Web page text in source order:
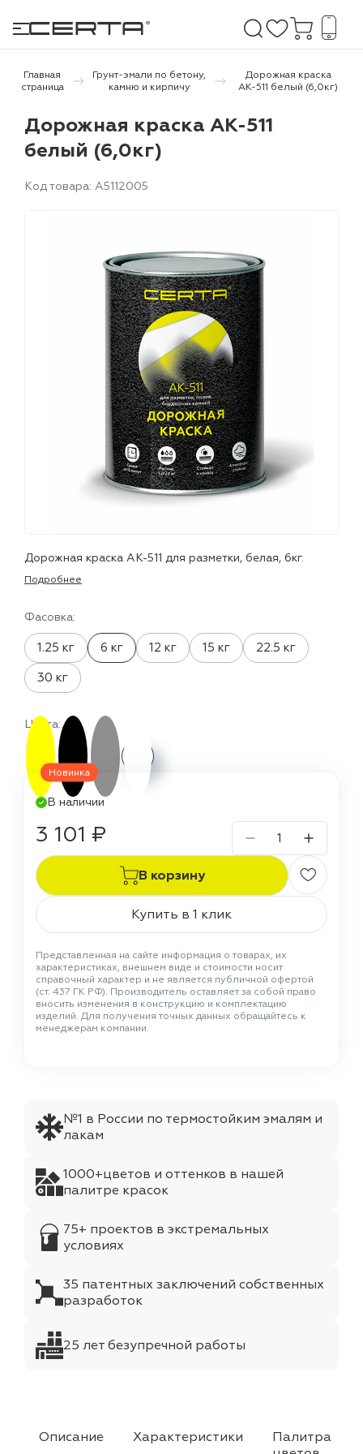
покрытия
и дачи
Главная
страница
Грунт-эмали по бетону,
камню и кирпичу
Дорожная краска
АК-511 белый (6,0кг)
Дорожная краска АК-511
белый (6,0кг)
Код товара: A5112005
Дорожная краска АК-511 для разметки, белая, 6кг.
Подробнее
Фасовка:
1.25 кг 6 кг 12 кг 15 кг
22.5 кг
30 кг
Цвета:
Новинка
В наличии
3 101 ₽
В корзину
Купить в 1 клик
Представленная на сайте информация о товарах, их
характеристиках, внешнем виде и стоимости носит
справочный характер и не является публичной офертой
(ст. 437 ГК РФ). Производитель оставляет за собой право
вносить изменения в конструкцию и комплектацию
изделий. Для получения точных данных обращайтесь к
менеджерам компании.
№1 в России по термостойким эмалям и
лакам
1000+цветов и оттенков в нашей
палитре красок
75+ проектов в экстремальных
условиях
35 патентных заключений собственных
разработок
25 лет безупречной работы
Описание Характеристики
Палитра